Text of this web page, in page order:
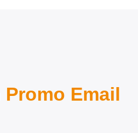
Promo Email